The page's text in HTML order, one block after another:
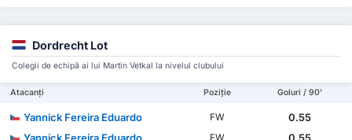
Dordrecht Lot
Colegii de echipă ai lui Martin Vetkal la nivelul clubului
Atacanți Poziție Goluri / 90'
Yannick Fereira Eduardo FW
0.55
FW